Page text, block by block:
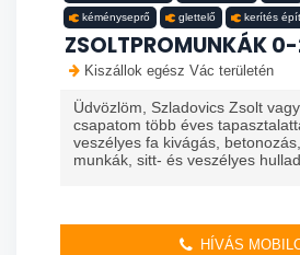
kéményseprő glettelő kerítés
ZSOLTPROMUNKÁK
Kiszállok egész Vác területén
Üdvözlöm, Szladovics Zsolt
csapatom több éves
veszélyes fa kivágás,
munkák, sitt- és veszélyes
HÍVÁS